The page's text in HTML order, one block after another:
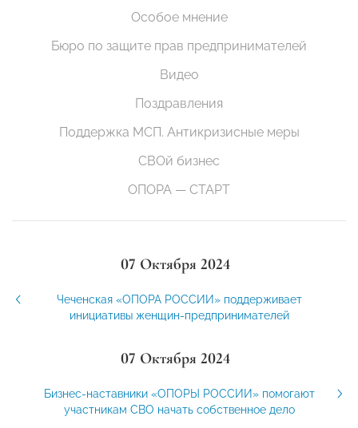
Особое мнение
Бюро по защите прав предпринимателей
Видео
Поздравления
Поддержка МСП. Антикризисные меры
СВОй бизнес
ОПОРА — СТАРТ
07 Октября 2024
Чеченская «ОПОРА РОССИИ» поддерживает
инициативы женщин-предпринимателей
07 Октября 2024
Бизнес-наставники «ОПОРЫ РОССИИ» помогают
участникам СВО начать собственное дело